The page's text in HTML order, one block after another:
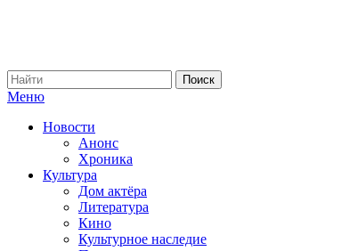
Меню
Новости
Анонс
Хроника
Культура
Дом актёра
Литература
Кино
Культурное наследие